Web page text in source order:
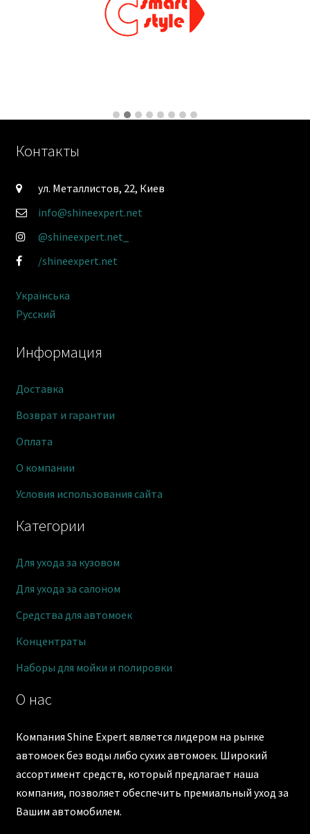
О нас
Компания Shine Expert является лидером на рынке
автомоек без воды либо сухих автомоек. Широкий
ассортимент средств, который предлагает наша
компания, позволяет обеспечить премиальный уход за
Вашим автомобилем.
Категории
Для ухода за кузовом
Для ухода за салоном
Средства для автомоек
Концентраты
Наборы для мойки и полировки
Информация
Доставка
Возврат и гарантии
Оплата
О компании
Условия использования сайта
Контакты
ул. Металлистов, 22, Киев
info@shineexpert.net
@shineexpert.net_
/shineexpert.net
Українська
Русский